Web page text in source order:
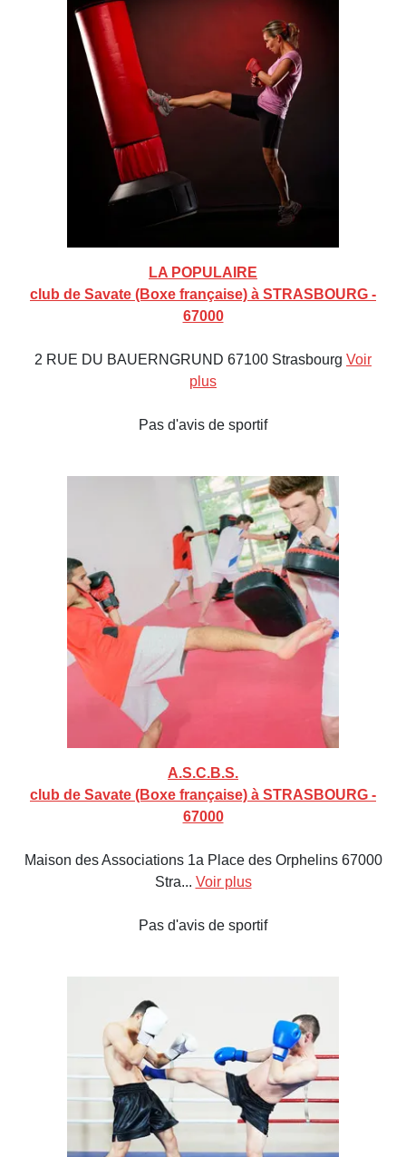
LA POPULAIRE
club de Savate (Boxe française) à STRASBOURG -
67000
2 RUE DU BAUERNGRUND 67100 Strasbourg Voir
plus
Pas d'avis de sportif
A.S.C.B.S.
club de Savate (Boxe française) à STRASBOURG -
67000
Maison des Associations 1a Place des Orphelins 67000
Stra... Voir plus
Pas d'avis de sportif